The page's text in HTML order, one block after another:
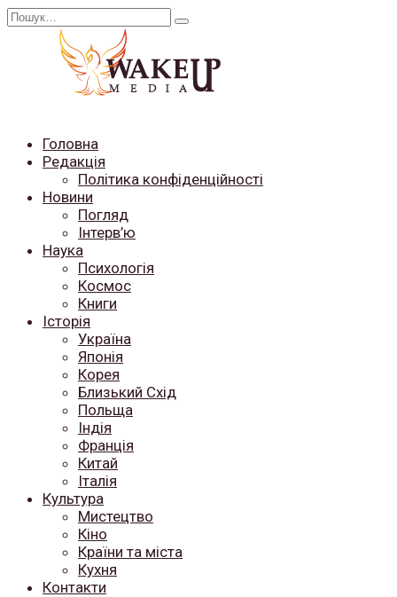
Перейти
Search
Головна
Редакція
Політика конфіденційності
Новини
Погляд
Інтерв’ю
Наука
Психологія
Космос
Книги
Історія
Україна
Японія
Корея
Близький Схід
Польща
Індія
Франція
Китай
Італія
Культура
Мистецтво
Кіно
Країни та міста
Кухня
Контакти